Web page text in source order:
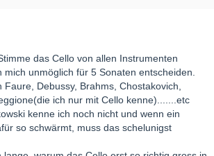
das Cello von allen Instrumenten
unmöglich für 5 Sonaten entscheiden.
Debussy, Brahms, Chostakovich,
ich nur mit Cello kenne).......etc
kenne ich noch nicht und wenn ein
so schwärmt, muss das schelunigst